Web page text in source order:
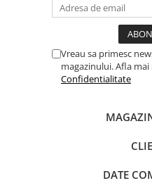
Vreau sa primesc
magazinului. Afla
Confidentialitate
DATE